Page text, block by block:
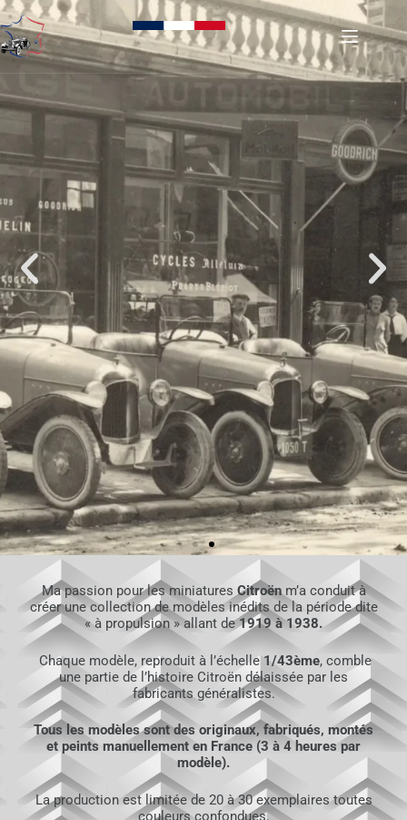
Editions Bernard
LAURENT
Le spécialiste des Citroën à
propulsion de 1919 à 1938
Ma passion pour les miniatures Citroënm’a conduit à
créer une collection de modèles inédits de la période dite
« à propulsion » allant de1919 à 1938.
Chaque modèle, reproduit à l’échelle 1/43ème, comble
une partie de l’histoire Citroën délaissée par les
fabricants généralistes.
Tous les modèles sont des originaux, fabriqués, montés
et peints manuellement en France (3 à 4 heures par
modèle).
La production est limitée de 20 à 30 exemplaires toutes
couleurs confondues.